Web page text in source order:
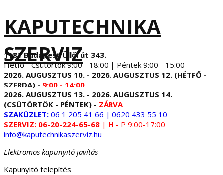
KAPUTECHNIKA
SZERVIZ
1181 Budapest Üllői út 343.
Hétfő - Csütörtök 9:00 - 18:00 | Péntek 9:00 - 15:00
2026. AUGUSZTUS 10. - 2026. AUGUSZTUS 12. (HÉTFŐ -
SZERDA) - 9:00 - 14:00
2026. AUGUSZTUS 13. - 2026. AUGUSZTUS 14.
(CSÜTÖRTÖK - PÉNTEK) - ZÁRVA
SZAKÜZLET: 06 1 205 41 66 | 0620 433 55 10
SZERVIZ: 06-20-224-65-68 | H - P 9:00-17:00
info@kaputechnikaszerviz.hu
Elektromos kapunyitó javítás
Kapunyitó telepítés